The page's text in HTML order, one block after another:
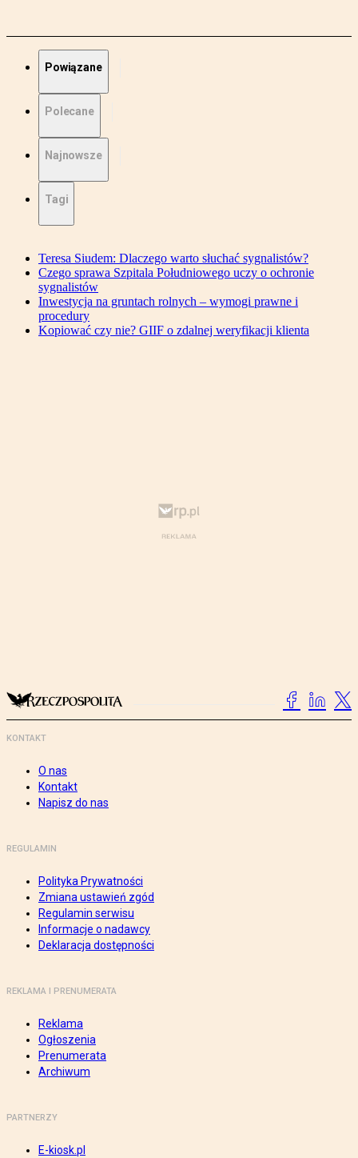
Powiązane
Polecane
Najnowsze
Tagi
Teresa Siudem: Dlaczego warto słuchać sygnalistów?
Czego sprawa Szpitala Południowego uczy o ochronie
sygnalistów
Inwestycja na gruntach rolnych – wymogi prawne i
procedury
Kopiować czy nie? GIIF o zdalnej weryfikacji klienta
KONTAKT
O nas
Kontakt
Napisz do nas
REGULAMIN
Polityka Prywatności
Zmiana ustawień zgód
Regulamin serwisu
Informacje o nadawcy
Deklaracja dostępności
REKLAMA I PRENUMERATA
Reklama
Ogłoszenia
Prenumerata
Archiwum
PARTNERZY
E-kiosk.pl